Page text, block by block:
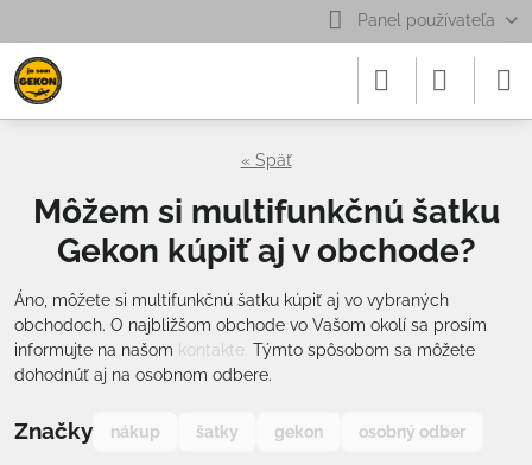
Panel používateľa
« Späť
Môžem si multifunkčnú šatku
Gekon kúpiť aj v obchode?
Áno, môžete si multifunkčnú šatku kúpiť aj vo vybraných
obchodoch. O najbližšom obchode vo Vašom okolí sa prosím
informujte na našom kontakte. Týmto spôsobom sa môžete
dohodnúť aj na osobnom odbere.
Značky nákup šatky gekon osobný odber